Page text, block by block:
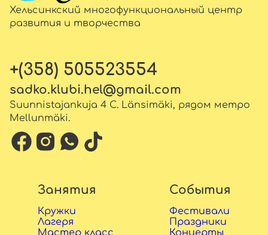
Хельсинкский многофункциональный центр
развития и творчества
+(358) 505523554
sadko.klubi.hel@gmail.com
Suunnistajankuja 4 C. Länsimäki, рядом метро
Mellunmäki.
Занятия
Кружки
Лагеря
Мастер класс
События
Фестивали
Праздники
Концерты